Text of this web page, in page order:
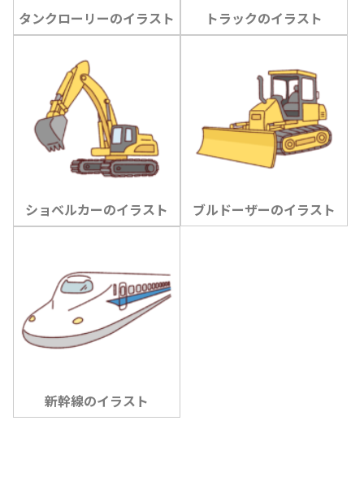
タンクローリーのイラスト トラックのイラスト
ショベルカーのイラスト ブルドーザーのイラスト
新幹線のイラスト